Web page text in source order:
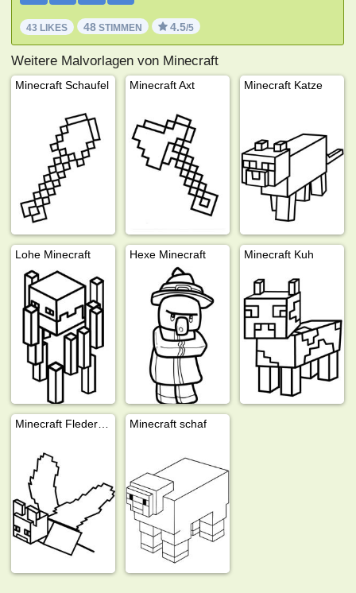
43 LIKES 48 STIMMEN 4.5/5
Weitere Malvorlagen von Minecraft
Minecraft Schaufel Minecraft Axt Minecraft Katze
Lohe Minecraft Hexe Minecraft Minecraft Kuh
Minecraft schaf